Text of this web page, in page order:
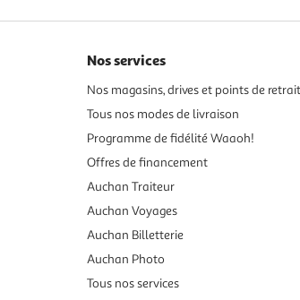
Nos services
Nos magasins, drives et points de retrait
Tous nos modes de livraison
Programme de fidélité Waaoh!
Offres de financement
Auchan Traiteur
Auchan Voyages
Auchan Billetterie
Auchan Photo
Tous nos services